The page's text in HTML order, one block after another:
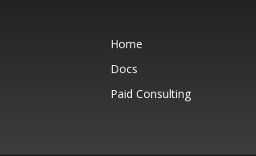
Home
Docs
Paid Consulting